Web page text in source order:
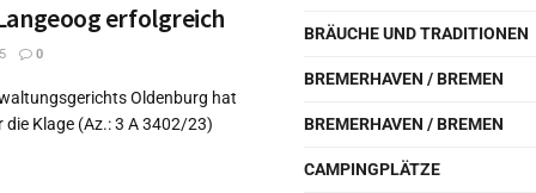
erfolgreich
0
Oldenburg hat
Klage (Az.: 3 A 3402/23)
BRÄUCHE UND TRADITIONEN
BREMERHAVEN / BREMEN
BREMERHAVEN / BREMEN
CAMPINGPLÄTZE